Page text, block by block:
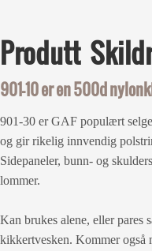
Produtt
901-10 er en 500d
901-30 er GAF populært
og gir rikelig innvendig
Sidepaneler, bunn- og
lommer.
Kan brukes alene, eller pares
kikkertvesken. Kommer også